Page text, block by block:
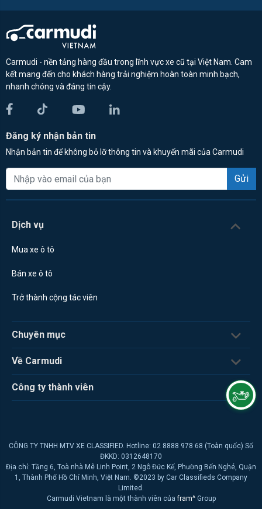
Carmudi - nền tảng hàng đầu trong lĩnh vực xe cũ tại Việt Nam. Cam
kết mang đến cho khách hàng trải nghiệm hoàn toàn minh bạch,
nhanh chóng và đáng tin cậy.
Đăng ký nhận bản tin
Nhận bản tin để không bỏ lỡ thông tin và khuyến mãi của Carmudi
Gửi
Dịch vụ
Mua xe ô tô
Bán xe ô tô
Trở thành cộng tác viên
Chuyên mục
Về Carmudi
Công ty thành viên
CÔNG TY TNHH MTV XE CLASSIFIED. Hotline: 02 8888 978 68 (Toàn quốc) Số
ĐKKD: 0312648170
Địa chỉ: Tầng 6, Toà nhà Mê Linh Point, 2 Ngô Đức Kế, Phường Bến Nghé, Quận
1, Thành Phố Hồ Chí Minh, Việt Nam. ©2023 by Car Classifieds Company
Limited.
Carmudi Vietnam là một thành viên củafram^ Group